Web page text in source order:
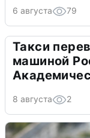
6 августа 79
Такси
машиной
8 августа 2